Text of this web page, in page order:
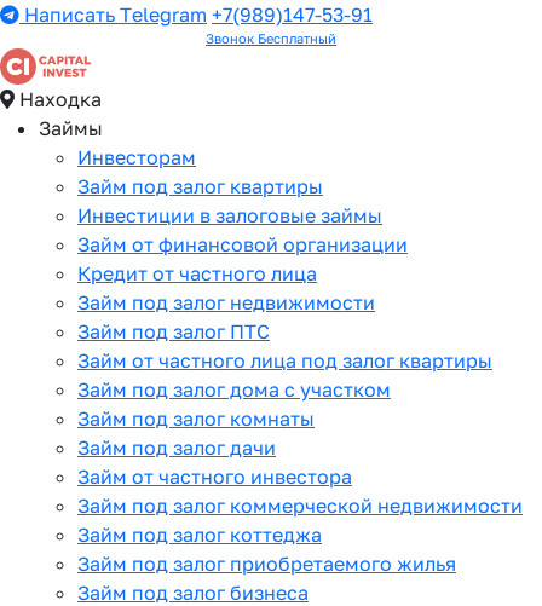
Написать Telegram +7(989)147-53-91
Звонок Бесплатный
Находка
Займы
Инвесторам
Займ под залог квартиры
Инвестиции в залоговые займы
Займ от финансовой организации
Кредит от частного лица
Займ под залог недвижимости
Займ под залог ПТС
Займ от частного лица под залог квартиры
Займ под залог дома с участком
Займ под залог комнаты
Займ под залог дачи
Займ от частного инвестора
Займ под залог коммерческой недвижимости
Займ под залог коттеджа
Займ под залог приобретаемого жилья
Займ под залог бизнеса